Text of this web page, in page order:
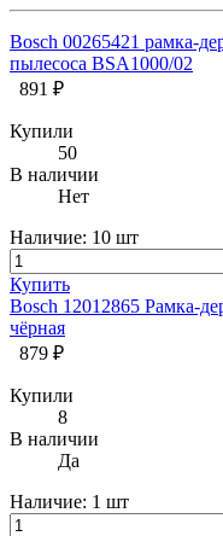
Bosch 00265421 рамка-
пылесоса BSA1000/02
891 ₽
Купили
50
В наличии
Нет
Наличие: 10 шт
Купить
Bosch 12012865 Рамка-
чёрная
879 ₽
Купили
8
В наличии
Да
Наличие: 1 шт